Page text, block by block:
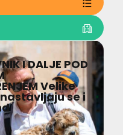
I DALJE POD
Velike
se i